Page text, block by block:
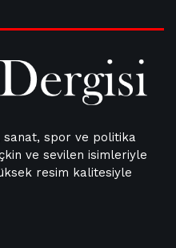
sanat, spor ve politika
ve sevilen isimleriyle
resim kalitesiyle